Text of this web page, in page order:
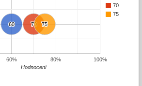
70
75
60
60 70
70 75
75
60% 80% 100%
Hodnocení